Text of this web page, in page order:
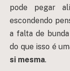
pode pegar
escondendo
a falta de
do que isso é
si mesma.